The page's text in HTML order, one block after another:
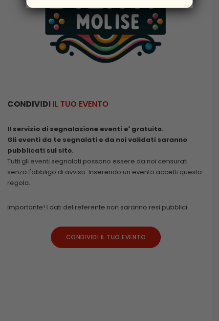
CONDIVIDI IL TUO EVENTO
Il servizio di segnalazione eventi e' gratuito.
Gli eventi da te segnalati e da noi validati saranno
pubblicati sul sito.
Tutti gli eventi segnalati possono essere da noi censurati
senza l'obbligo di avviso. Inserendo un evento accetti questa
regola.
Importante! I dati del referente non saranno resi pubblici.
CONDIVIDI IL TUO EVENTO